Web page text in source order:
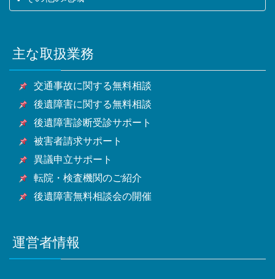
王子市・立川市・武蔵野市・三鷹市・青梅市・府中
市・東大和市・清瀬市・東久留米市・武蔵村山市・多
摩市・稲城市・羽村市・あきる野市・西東京市他東京
都全域
潮市・富士見市・三郷市・蓮田市・坂戸市・幸手市・
鶴ヶ島市・日高市・吉川市・ふじみ野市・白岡市他埼
市・松戸市・野田市・茂原市・成田市・佐倉市・東金
市・富津市・浦安市・四街道市・袖ケ浦市・八街市・
印西市・白井市・富里市・南房総市・匝瑳市・香取
市・山武市・いすみ市・大網白里市他千葉県全域
甲府市・山梨市・南アルプス市他山梨県全域・長野
県・静岡県等
主な取扱業務
交通事故に関する無料相談
後遺障害に関する無料相談
後遺障害診断受診サポート
被害者請求サポート
異議申立サポート
転院・検査機関のご紹介
後遺障害無料相談会の開催
運営者情報